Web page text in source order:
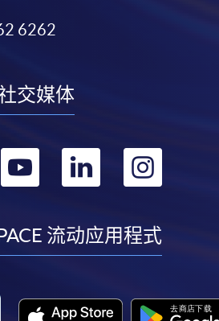
6262
交媒体
转
youtube
转
linkedin
转
流动应用程式